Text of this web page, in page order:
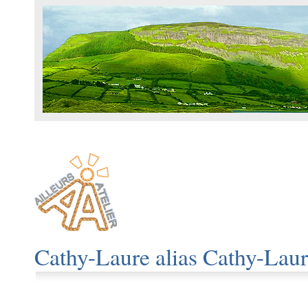
Cathy-Laure alias Cathy-